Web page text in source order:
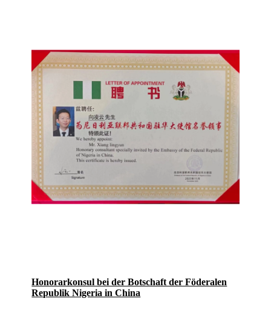
Honorarkonsul bei der Botschaft der Föderalen
Republik Nigeria in China